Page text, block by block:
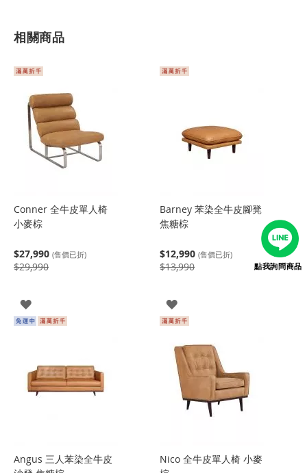
相關商品
Conner 全牛皮單人椅
小麥棕
$27,990 (售價已折)
$29,990
登
入
Barney 苯染全牛皮腳凳
焦糖棕
$12,990 (售價已折)
$13,990
登
入
Angus 三人苯染全牛皮
Nico 全牛皮單人椅 小麥
點我詢問商品